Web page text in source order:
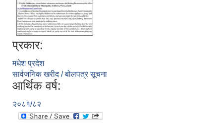
प्रकार:
मधेश प्रदेश
सार्वजनिक खरीद / बोलपत्र सूचना
आर्थिक वर्ष:
२०८१/८२